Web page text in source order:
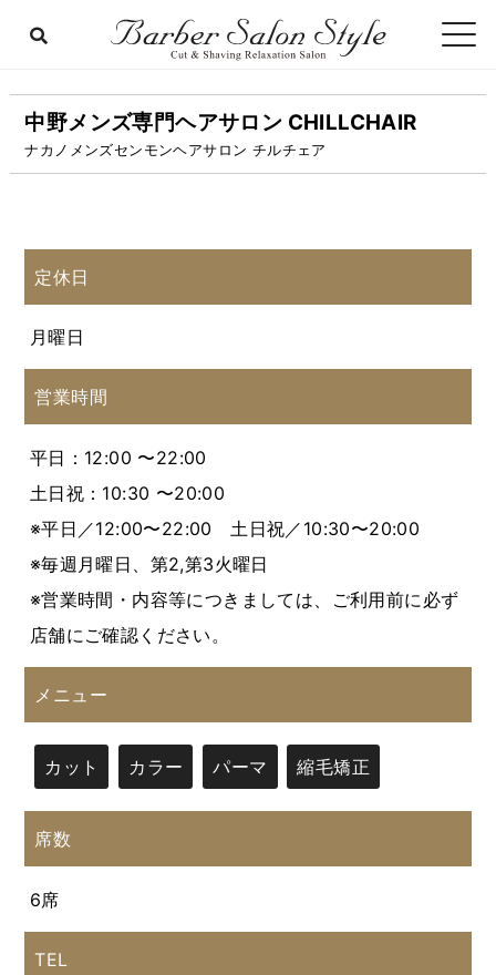
中野メンズ専門ヘアサロン CHILLCHAIR
ナカノメンズセンモンヘアサロン チルチェア
定休日
月曜日
営業時間
平日：12:00 〜22:00
土日祝：10:30 〜20:00
※平日／12:00〜22:00 土日祝／10:30〜20:00
※毎週月曜日、第2,第3火曜日
※営業時間・内容等につきましては、ご利用前に必ず
店舗にご確認ください。
メニュー
カット カラー パーマ 縮毛矯正
席数
6席
TEL